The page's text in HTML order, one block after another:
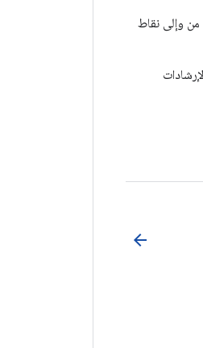
من وإلى نقاط
arrow_back